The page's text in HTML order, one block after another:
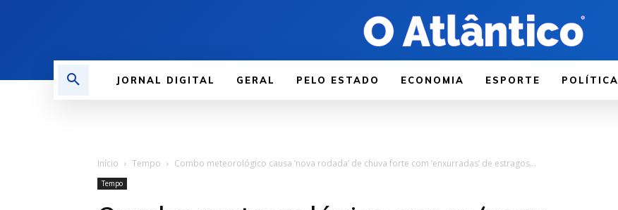
JORNAL DIGITAL GERAL PELO ESTADO ECONOMIA ESPORTE POLÍTICA
Início Tempo Combo meteorológico causa ‘nova rodada’ de chuva forte com ‘enxurradas’ de estragos...
Tempo